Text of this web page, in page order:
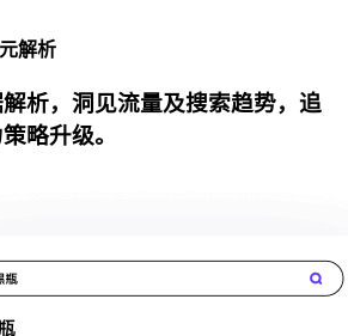
解析
析，洞见流量及搜索趋势，追
略升级。